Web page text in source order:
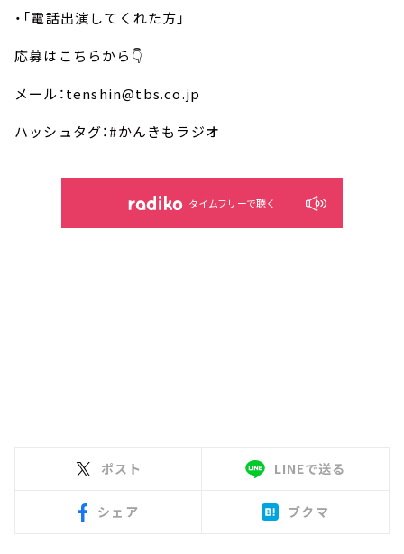
・「電話出演してくれた方」
応募はこちらから👇
メール：tenshin@tbs.co.jp
ハッシュタグ：#かんきもラジオ
タイムフリーで聴く
ポスト LINEで送る
シェア ブクマ